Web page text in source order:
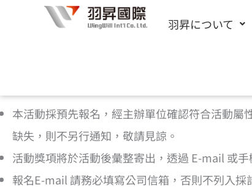
キ
ッ
羽昇について
[cf7form
本活動採預先報名，經主辦單位確認符合活動
缺失，則不另行通知，敬請見諒。
活動獎項將於活動後彙整寄出，透過 E-mail 或
報名E-mail 請務必填寫公司信箱，否則不列入採